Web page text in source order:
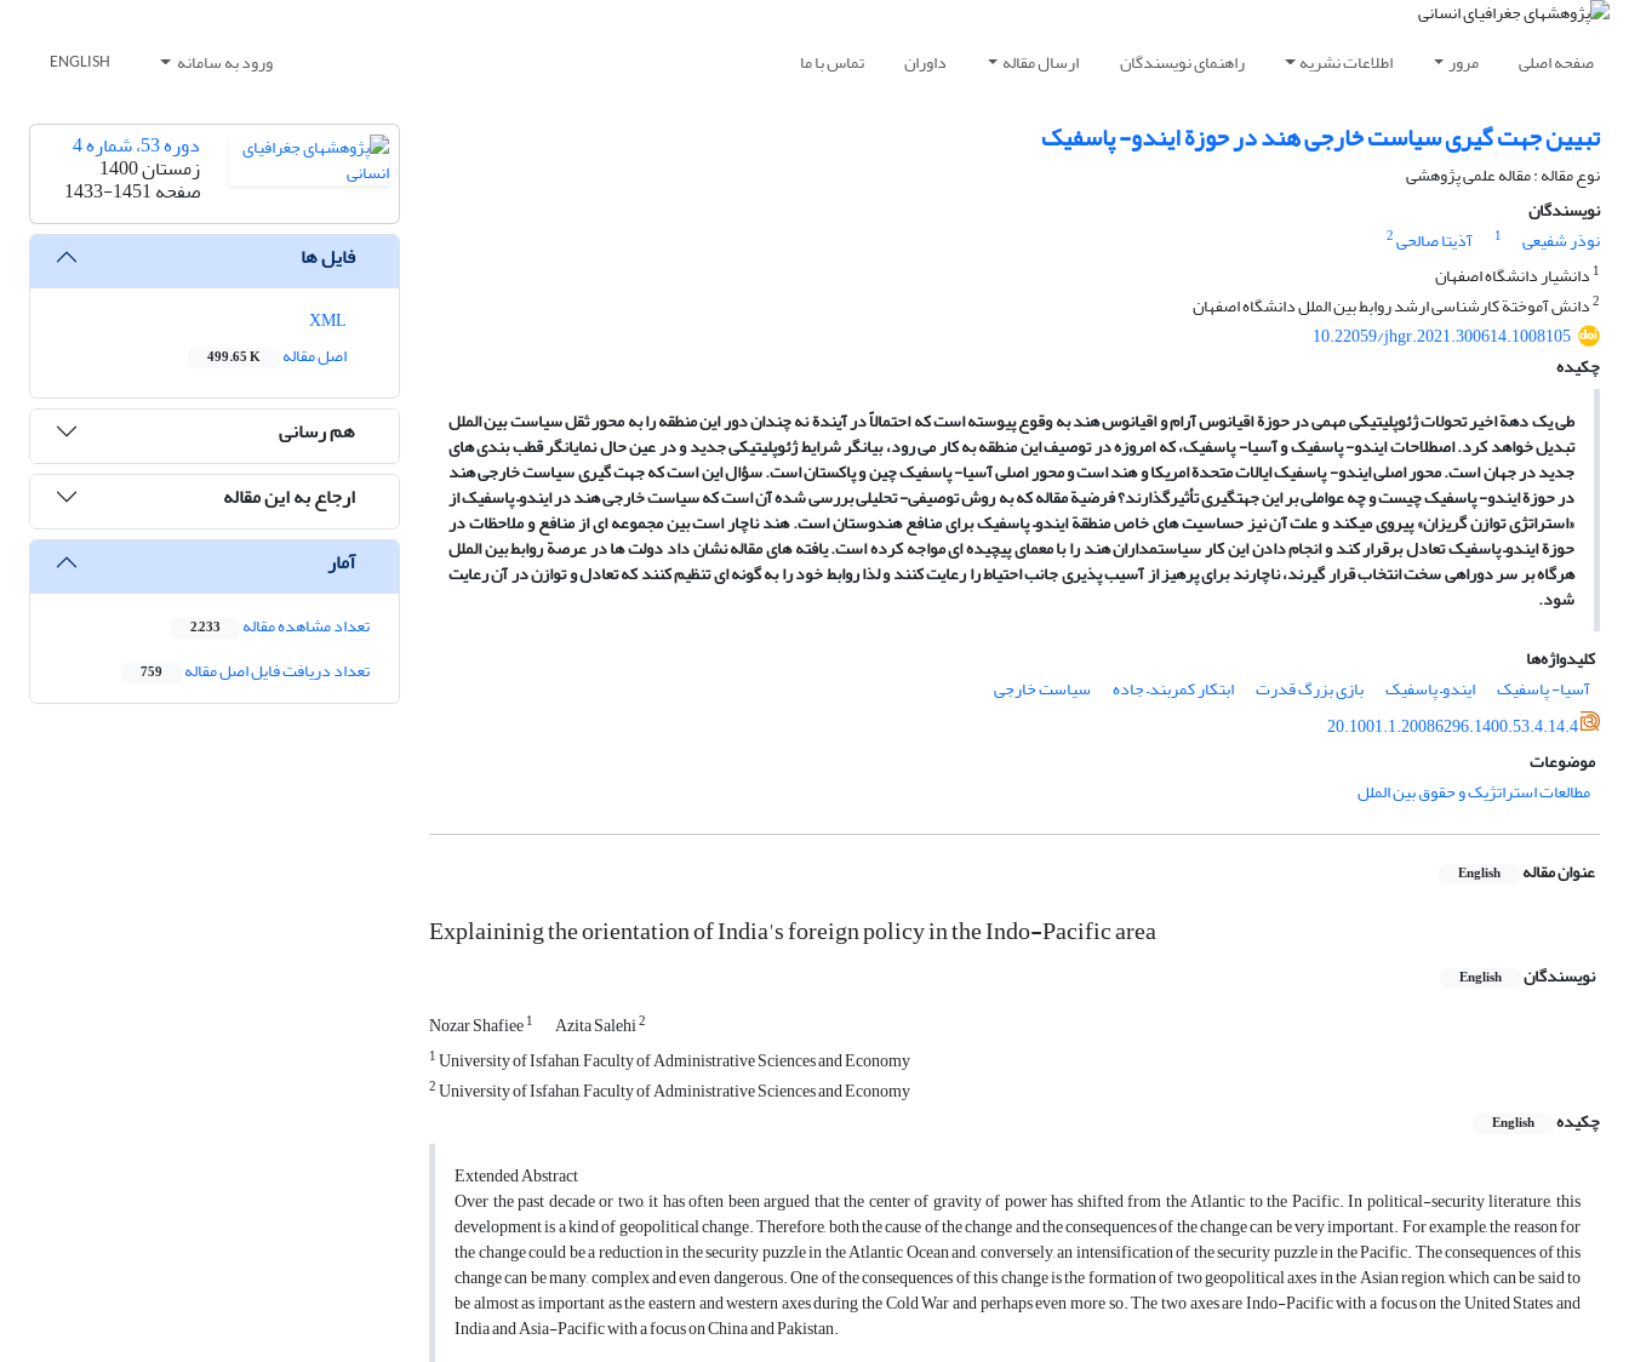
صفحه اصلی مرور اطلاعات نشریه راهنمای نویسندگان ارسال مقاله داوران تماس با ما ورود به سامانه ENGLISH
تبیین جهت ‏گیری سیاست خارجی هند در حوزة ایندو- پاسفیک
نوع مقاله : مقاله علمی پژوهشی
نویسندگان
نوذر شفیعی
1 آذیتا صالحی2
1 دانشیار دانشگاه اصفهان
2دانش ‏آموختة کارشناسی ارشد روابط بین‏ الملل دانشگاه اصفهان
10.22059/jhgr.2021.300614.1008105
چکیده
طی یک دهةاخیر تحولات ژئوپلیتیکی مهمی در حوزةاقیانوس آرام و اقیانوس هند بهوقوع پیوسته است که احتمالادرآیندةنهچندان دور این منطقه را به محور ثقل سیاست بینالملل
تبدیل خواهد کرد. اصطلاحات ایندو-پاسفیک وآسیا- پاسفیک،که امروزه در توصیف این منطقه به ‏کار می‏ رود، بیانگر شرایط ژئوپلیتیکی جدید و در عین حال نمایانگر قطببندی‏ های
جدید در جهان است. محور اصلی ایندو- پاسفیک ایالات متحدةامریکا و هند است و محور اصلی آسیا- پاسفیک چین و پاکستان است. سؤال این است که جهت ‏گیری سیاست خارجی هند
در حوزةایندو- پاسفیک چیست و چه عواملی بر این جهت‏گیری تأثیرگذارند؟ فرضیةمقاله که به روش توصیفی- تحلیلی بررسی شدهآن است که سیاست خارجی هند در ایندو–پاسفیک از
«استراتژی توازن گریزان»پیروی می‏کند و علتآن نیز حساسیت‏ های خاص منطقةایندو–پاسفیک برای منافع هندوستان است. هند ناچار است بین مجموعهای از منافع و ملاحظات در
حوزةایندو–پاسفیک تعادل برقرار کند و انجام‏دادناین کار سیاستمداران هند را با معمای پیچیدهای مواجهکردهاست. یافته ‏های مقاله نشان داد دولت‏ ها در عرصةروابط بین‏ الملل
هرگاه بر سر دوراهی سخت انتخاب قرار گیرند،ناچارند برای پرهیز ازآسیبپذیری جانب احتیاط را رعایت کنند و لذا روابط خود را به ‏گونه ‏ای تنظیمکنندکه تعادل و توازن درآن رعایت
شود.
کلیدواژه‌ها
آسیا- پاسفیک
ایندو– پاسفیک بازی بزرگ قدرت ابتکار کمربند– جاده
سیاست خارجی
20.1001.1.20086296.1400.53.4.14.4
موضوعات
مطالعات استراتژیک و حقوق بین الملل
عنوان مقاله English
Explaininig the orientation of India's foreign policy in the Indo-Pacific area
نویسندگان English
Nozar Shafiee1 Azita Salehi2
1University of Isfahan, Faculty of Administrative Sciences and Economy
2University of Isfahan, Faculty of Administrative Sciences and Economy
چکیده
English
Extended Abstract
Over the past decade or two, it has often been argued that the center of gravity of power has shifted from the Atlantic to the Pacific. In political-security literature, this
development is a kind of geopolitical change. Therefore, both the cause of the change and the consequences of the change can be very important. For example, the reason for
the change could be a reduction in the security puzzle in the Atlantic Ocean and, conversely, an intensification of the security puzzle in the Pacific. The consequences of this
change can be many, complex and even dangerous. One of the consequences of this change is the formation of two geopolitical axes in the Asian region, which can be said to
be almost as important as the eastern and western axes during the Cold War and perhaps even more so. The two axes are Indo-Pacific with a focus on the United States and
India and Asia-Pacific with a focus on China and Pakistan.
دوره 53، شماره 4
زمستان 1400
صفحه1433-1451
فایل ها
اصل مقاله
499.65 K
هم رسانی
ارجاع به این مقاله
آمار
تعداد مشاهده مقاله 2,233
تعداد دریافت فایل اصل مقاله 759